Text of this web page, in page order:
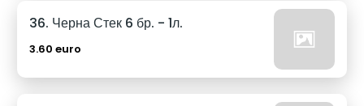
36. Черна Стек 6 бр. - 1л.
3.60 euro